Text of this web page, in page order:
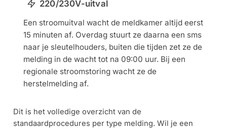
220/230V-uitval
Een stroomuitval wacht de meldkamer altijd eerst
15 minuten af. Overdag stuurt ze daarna een sms
naar je sleutelhouders, buiten die tijden zet ze de
melding in de wacht tot na 09:00 uur. Bij een
regionale stroomstoring wacht ze de
herstelmelding af.
Dit is het volledige overzicht van de
standaardprocedures per type melding. Wil je een